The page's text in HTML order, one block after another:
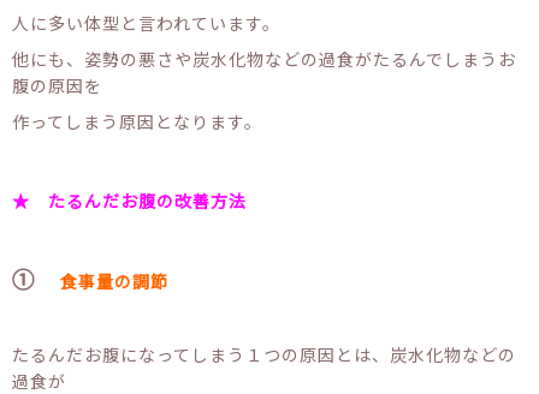
人に多い体型と言われています。
他にも、姿勢の悪さや炭水化物などの過食がたるんでしまうお
腹の原因を
作ってしまう原因となります。
★ たるんだお腹の改善方法
① 食事量の調節
たるんだお腹になってしまう１つの原因とは、炭水化物などの
過食が